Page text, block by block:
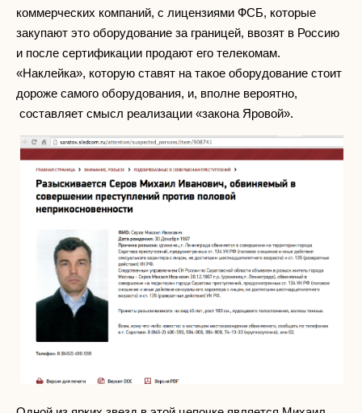
коммерческих компаний, с лицензиями ФСБ, которые
закупают это оборудование за границей, ввозят в Россию
и после сертификации продают его телекомам.
«Наклейка», которую ставят на такое оборудование стоит
дороже самого оборудования, и, вполне вероятно,
составляет смысл реализации «закона Яровой».